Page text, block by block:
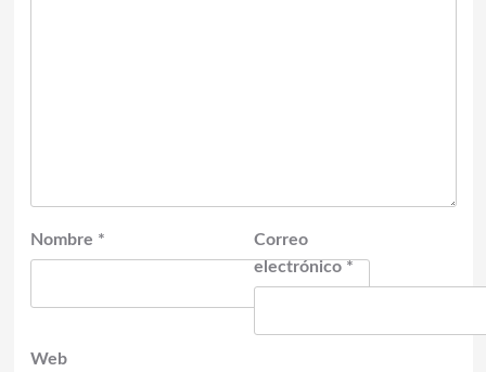
Nombre *
Correo
electrónico *
Web